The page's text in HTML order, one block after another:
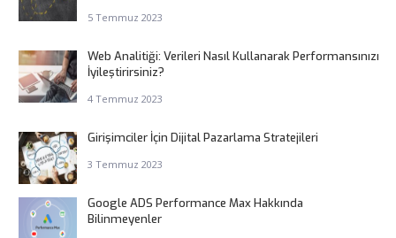
5 Temmuz 2023
Web Analitiği: Verileri Nasıl Kullanarak Performansınızı
İyileştirirsiniz?
4 Temmuz 2023
Girişimciler İçin Dijital Pazarlama Stratejileri
3 Temmuz 2023
Google ADS Performance Max Hakkında
Bilinmeyenler